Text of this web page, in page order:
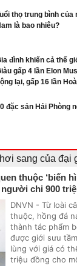
thọ trung bình
là bao nhiêu?
đình khiến cả thế
gấp 4 lần Elon
lại, gấp 16 lần
đặc sản Hải Phòng
sang của đại
thuộc ‘biến
chi 900
DNVN - Từ loài
thuộc, hồng đá
thành tác phẩm
được giới sưu
lùng với giá có
triệu đồng cho